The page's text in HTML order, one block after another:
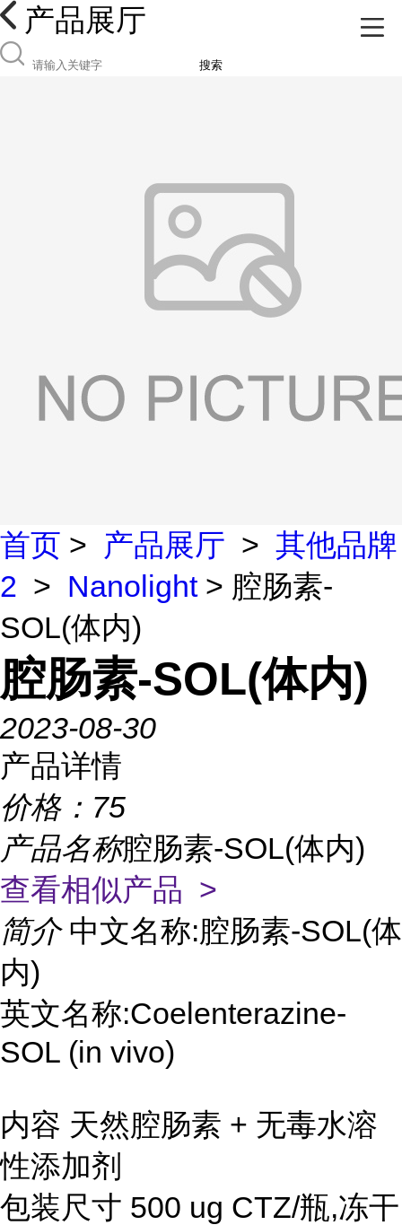
产品展厅
搜索
首页 > 产品展厅 > 其他品牌
2 > Nanolight> 腔肠素-
SOL(体内)
腔肠素-SOL(体内)
2023-08-30
产品详情
价格： 75
产品名称腔肠素-SOL(体内)
查看相似产品 >
简介 中文名称:腔肠素-SOL(体
内)
英文名称:Coelenterazine-
SOL (in vivo)
内容 天然腔肠素 + 无毒水溶
性添加剂
包装尺寸 500 ug CTZ/瓶,冻干